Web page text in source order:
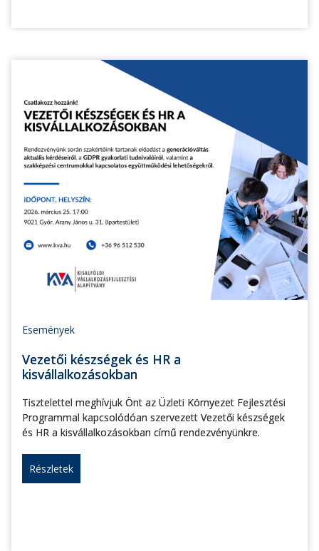
Események
Vezetői készségek és HR a
kisvállalkozásokban
Tisztelettel meghívjuk Önt az Üzleti Környezet Fejlesztési
Programmal kapcsolódóan szervezett Vezetői készségek
és HR a kisvállalkozásokban című rendezvényünkre.
Részletek